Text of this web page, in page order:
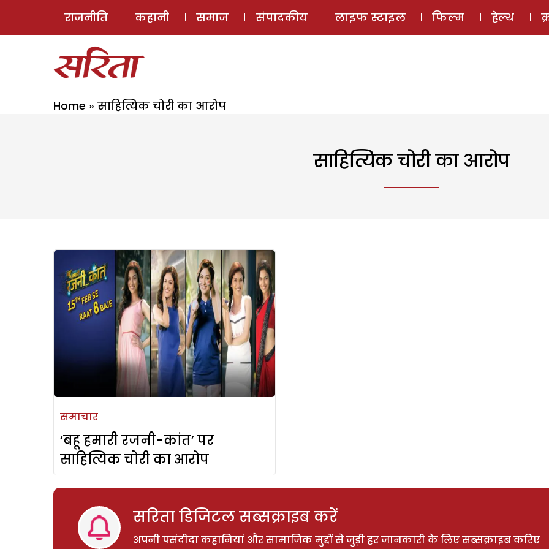
ई-मैगज़ीन
राजनीति कहानी समाज संपादकीय लाइफ स्टाइल फिल्म हेल्थ
Home » साहित्यिक चोरी का आरोप
साहित्यिक चोरी का आरोप
समाचार
‘बहू हमारी रजनी-कांत’ पर
साहित्यिक चोरी का आरोप
सरिता डिजिटल सब्सक्राइब करें
अपनी पसंदीदा कहानियां और सामाजिक मुद्दों से जुड़ी हर जानकारी के लिए सब्सक्राइब करिए